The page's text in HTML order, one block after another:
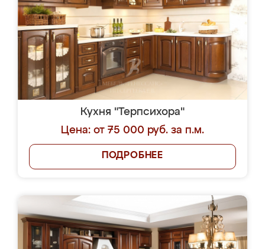
Кухня "Терпсихора"
Цена: от 75 000 руб. за п.м.
ПОДРОБНЕЕ